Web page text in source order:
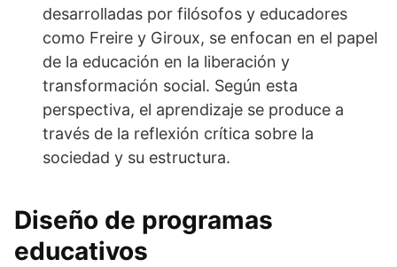
desarrolladas por filósofos y educadores
como Freire y Giroux, se enfocan en el papel
de la educación en la liberación y
transformación social. Según esta
perspectiva, el aprendizaje se produce a
través de la reflexión crítica sobre la
sociedad y su estructura.
Diseño de programas
educativos